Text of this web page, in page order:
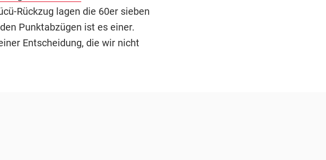
Rückzug lagen die 60er sieben
Punktabzügen ist es einer.
Entscheidung, die wir nicht